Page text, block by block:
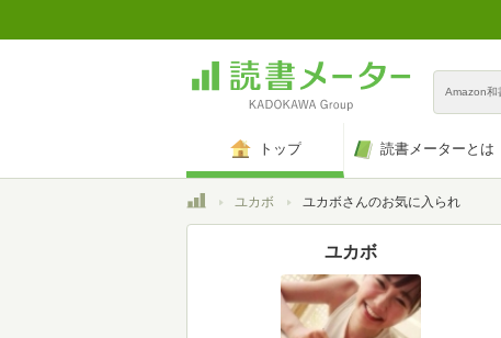
Amazon和
トップ 読書メーターとは
トップユカボ ユカボさんのお気に入られ
ユカボ